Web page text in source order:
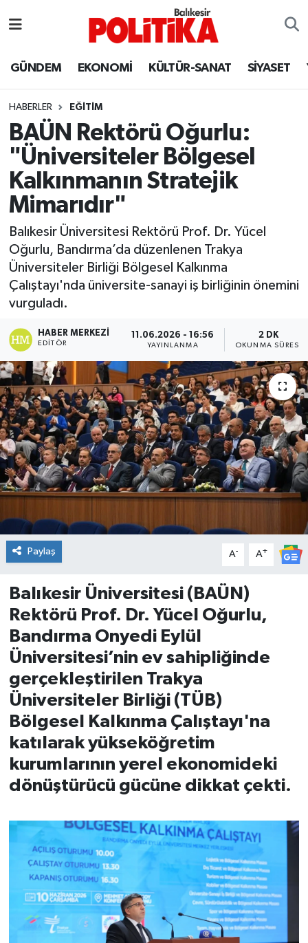
GÜNDEM EKONOMİ KÜLTÜR-SANAT SİYASET
HABERLER EĞİTİM
BAÜN Rektörü Oğurlu:
"Üniversiteler Bölgesel
Kalkınmanın Stratejik
Mimarıdır"
Balıkesir Üniversitesi Rektörü Prof. Dr. Yücel
Oğurlu, Bandırma’da düzenlenen Trakya
Üniversiteler Birliği Bölgesel Kalkınma
Çalıştayı'nda üniversite-sanayi iş birliğinin önemini
vurguladı.
HABER MERKEZI
EDITÖR
11.06.2026 - 16:56
YAYINLANMA
2 DK
OKUNMA SÜRESI
Paylaş A- A+
Balıkesir Üniversitesi (BAÜN)
Rektörü Prof. Dr. Yücel Oğurlu,
Bandırma Onyedi Eylül
Üniversitesi’nin ev sahipliğinde
gerçekleştirilen Trakya
Üniversiteler Birliği (TÜB)
Bölgesel Kalkınma Çalıştayı'na
katılarak yükseköğretim
kurumlarının yerel ekonomideki
dönüştürücü gücüne dikkat çekti.
Ayvalık
Balya
Bandırma
Bigadiç
BİYOGRAFİLER
Burhaniye
ÇEVRE
DÜNYA
Dursunbey
Edremit
EĞİTİM
EKONOMİ
Gömeç
Havran
KENT GÜNDEMİ
Kepsut
KÜLTÜR-SANAT
MAGAZİN
MANŞET
Manyas
OLAY
OTOMOTİV
Balıkesir Hava Durumu
Balıkesir Namaz Vakitleri
Balıkesir Trafik Yoğunluk Haritası
Süper Lig Puan Durumu ve Fikstür
Tüm Manşetler
Son Dakika Haberleri
Haber Arşivi